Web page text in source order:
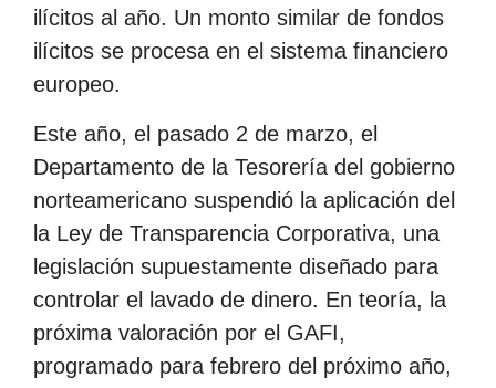
ilícitos al año. Un monto similar de fondos
ilícitos se procesa en el sistema financiero
europeo.
Este año, el pasado 2 de marzo, el
Departamento de la Tesorería del gobierno
norteamericano suspendió la aplicación del
la Ley de Transparencia Corporativa, una
legislación supuestamente diseñado para
controlar el lavado de dinero. En teoría, la
próxima valoración por el GAFI,
programado para febrero del próximo año,